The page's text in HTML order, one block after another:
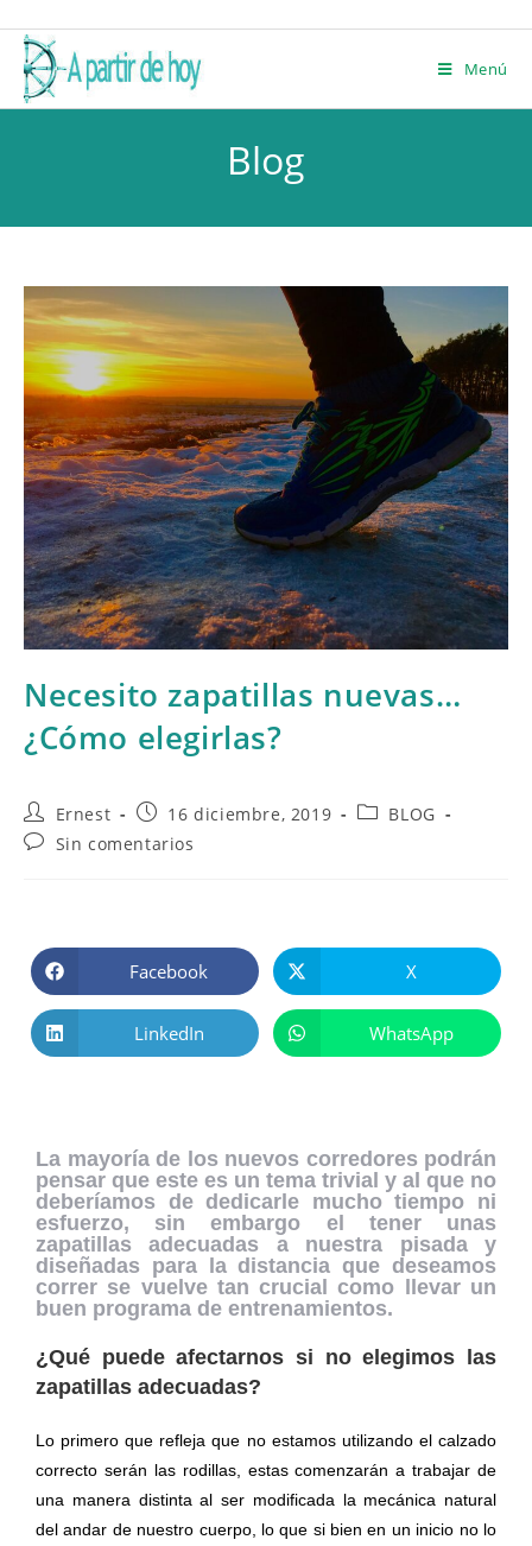
Menú
Blog
Necesito zapatillas nuevas…
¿Cómo elegirlas?
Ernest 16 diciembre, 2019
BLOG
Sin comentarios
Facebook X
LinkedIn WhatsApp
La mayoría de los nuevos corredores podrán
pensar que este es un tema trivial y al que no
deberíamos de dedicarle mucho tiempo ni
esfuerzo, sin embargo el tener unas
zapatillas adecuadas a nuestra pisada y
diseñadas para la distancia que deseamos
correr se vuelve tan crucial como llevar un
buen programa de entrenamientos.
¿Qué puede afectarnos si no elegimos las
zapatillas adecuadas?
Lo primero que refleja que no estamos utilizando el calzado
correcto serán las rodillas, estas comenzarán a trabajar de
una manera distinta al ser modificada la mecánica natural
del andar de nuestro cuerpo, lo que si bien en un inicio no lo